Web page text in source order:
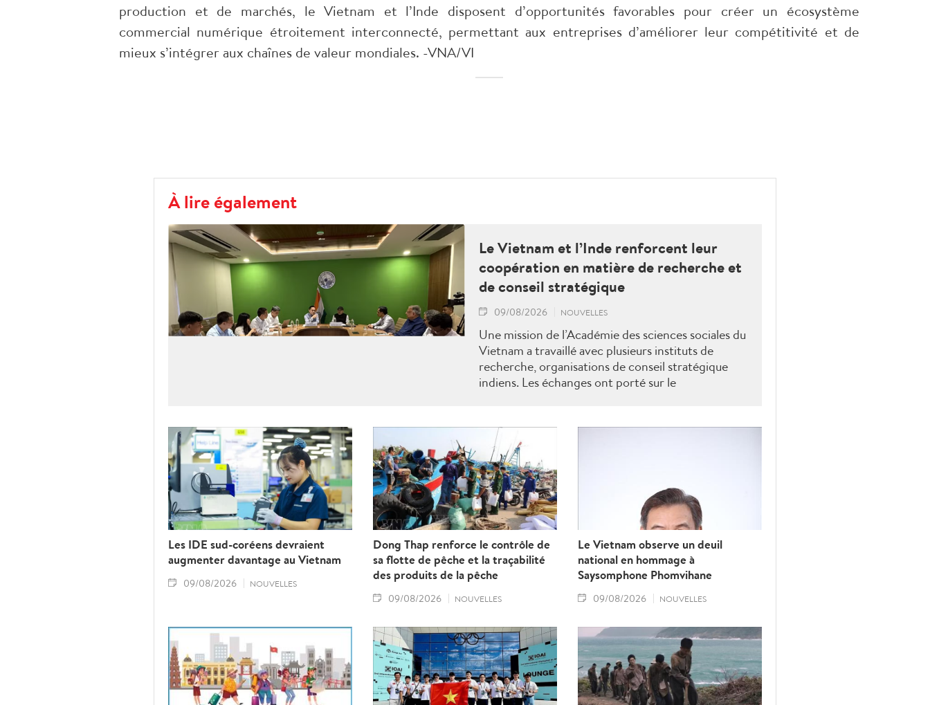
production et de marchés, le Vietnam et l’Inde disposent d’opportunités favorables pour créer un écosystème
commercial numérique étroitement interconnecté, permettant aux entreprises d’améliorer leur compétitivité et de
mieux s’intégrer aux chaînes de valeur mondiales. -VNA/VI
À lire également
Le Vietnam et l’Inde renforcent leur
coopération en matière de recherche et
de conseil stratégique
09/08/2026 NOUVELLES
Une mission de l’Académie des sciences sociales du
Vietnam a travaillé avec plusieurs instituts de
recherche, organisations de conseil stratégique
indiens. Les échanges ont porté sur le
de mise en réseau académique, contribuant ainsi à
approfondir le partenariat stratégique global
renforcé entre le Vietnam et l’Inde.
Les IDE sud-coréens devraient
augmenter davantage au Vietnam
09/08/2026 NOUVELLES
Dong Thap renforce le contrôle de
sa flotte de pêche et la traçabilité
des produits de la pêche
09/08/2026 NOUVELLES
Le Vietnam observe un deuil
national en hommage à
Saysomphone Phomvihane
09/08/2026 NOUVELLES